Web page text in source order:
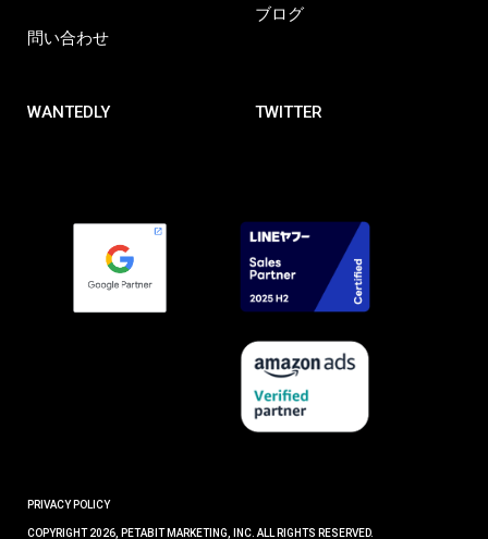
問い合わせ
ブログ
WANTEDLY TWITTER
PRIVACY POLICY
COPYRIGHT 2026, PETABIT MARKETING, INC. ALL RIGHTS RESERVED.